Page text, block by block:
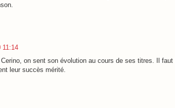
11:14
on sent son évolution au cours de ses titres. Il
leur succès mérité.